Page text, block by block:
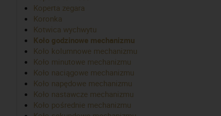
Koperta zegara
Koronka
Kotwica wychwytu
Koło godzinowe mechanizmu
Koło kolumnowe mechanizmu
Koło minutowe mechanizmu
Koło naciągowe mechanizmu
Koło napędowe mechanizmu
Koło nastawcze mechanizmu
Koło pośrednie mechanizmu